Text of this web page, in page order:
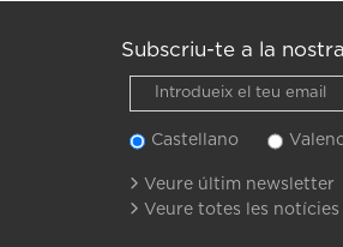
Subscriu-te a la
Castellano
Veure últim newsletter
Veure totes les notícies